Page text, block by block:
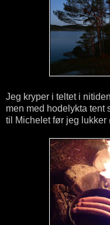
Jeg kryper i teltet i
men med hodelykta tent
til Michelet før jeg lukker